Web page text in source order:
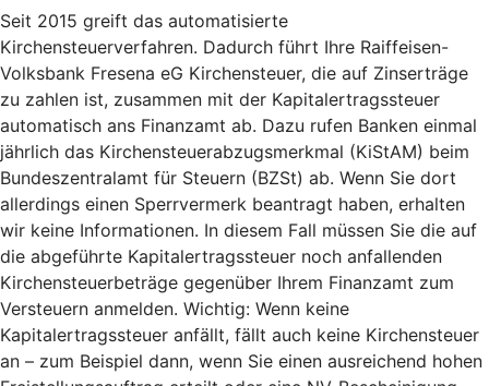
Seit 2015 greift das automatisierte
Kirchensteuerverfahren. Dadurch führt Ihre Raiffeisen-
Volksbank Fresena eG Kirchensteuer, die auf Zinserträge
zu zahlen ist, zusammen mit der Kapitalertragssteuer
automatisch ans Finanzamt ab. Dazu rufen Banken einmal
jährlich das Kirchensteuerabzugsmerkmal (KiStAM) beim
Bundeszentralamt für Steuern (BZSt) ab. Wenn Sie dort
allerdings einen Sperrvermerk beantragt haben, erhalten
wir keine Informationen. In diesem Fall müssen Sie die auf
die abgeführte Kapitalertragssteuer noch anfallenden
Kirchensteuerbeträge gegenüber Ihrem Finanzamt zum
Versteuern anmelden. Wichtig: Wenn keine
Kapitalertragssteuer anfällt, fällt auch keine Kirchensteuer
an – zum Beispiel dann, wenn Sie einen ausreichend hohen